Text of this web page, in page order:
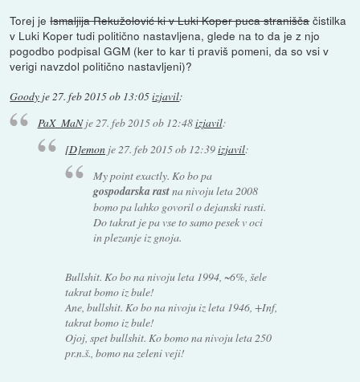
Torej jeIsmaljija Rekužolović ki v Luki Koper puca straniščačistilka
v Luki Koper tudi politično nastavljena, glede na to da je z njo
pogodbo podpisal GGM (ker to kar ti praviš pomeni, da so vsi v
verigi navzdol politično nastavljeni)?
Goody je27. feb 2015 ob 13:05izjavil:
PaX_MaNje27. feb 2015 ob 12:48izjavil:
[D]emon je27. feb 2015 ob 12:39izjavil:
My point exactly. Ko bo pa
gospodarska rastna nivoju leta 2008
bomo pa lahko govoril o dejanski rasti.
Do takrat je pa vse to samo pesek v oci
in plezanje iz gnoja.
Bullshit. Ko bo na nivoju leta 1994, ~6%, šele
takrat bomo iz bule!
Ane, bullshit. Ko bo na nivoju iz leta 1946, +Inf,
takrat bomo iz bule!
Ojoj, spet bullshit. Ko bomo na nivoju leta 250
pr.n.š., bomo na zeleni veji!